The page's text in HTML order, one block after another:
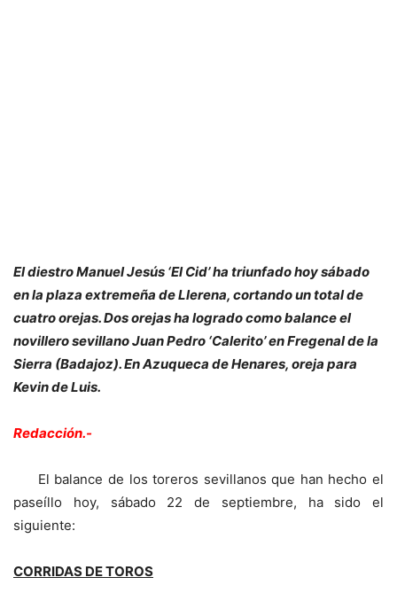
El diestro Manuel Jesús ‘El Cid’ ha triunfado hoy sábado
en la plaza extremeña de Llerena, cortando un total de
cuatro orejas. Dos orejas ha logrado como balance el
novillero sevillano Juan Pedro ‘Calerito’ en Fregenal de la
Sierra (Badajoz). En Azuqueca de Henares, oreja para
Kevin de Luis.
Redacción.-
El balance de los toreros sevillanos que han hecho el
paseíllo hoy, sábado 22 de septiembre, ha sido el
siguiente:
CORRIDAS DE TOROS